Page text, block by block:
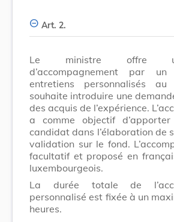
Art. 2.
Le ministre offre
d’accompagnement par
entretiens personnalisés
souhaite introduire une
des acquis de l’expérience.
a comme objectif
candidat dans l’élaboration de
validation sur le fond.
facultatif et proposé en
luxembourgeois.
La durée totale de
personnalisé est fixée à un
heures.